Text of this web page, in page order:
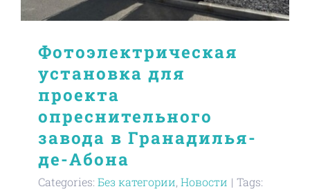
Фотоэлектрическая
установка для
проекта
опреснительного
завода в Гранадилья-
де-Абона
Categories: Без категории, Новости | Tags: